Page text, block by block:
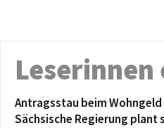
Antragsstau beim Wohngeld
Sächsische Regierung plant